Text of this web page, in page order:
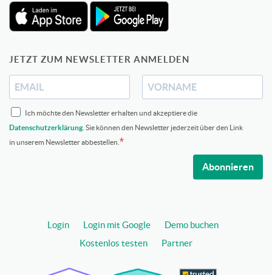
JETZT ZUM NEWSLETTER ANMELDEN
Ich möchte den Newsletter erhalten und akzeptiere die
Datenschutzerklärung . Sie können den Newsletter jederzeit über den Link
in unserem Newsletter abbestellen.
Abonnieren
Login Login mit Google
Demo buchen
Kostenlos testen
Partner